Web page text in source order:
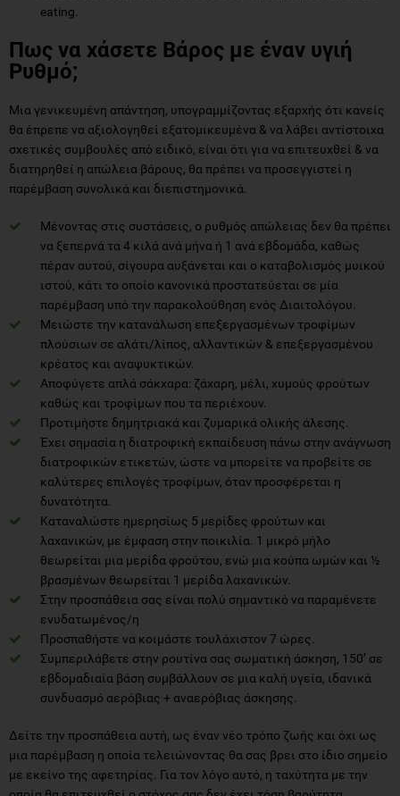
eating.
Πως να χάσετε Βάρος με έναν υγιή
Ρυθμό;
Μια γενικευμένη απάντηση, υπογραμμίζοντας εξαρχής ότι κανείς
θα έπρεπε να αξιολογηθεί εξατομικευμένα & να λάβει αντίστοιχα
σχετικές συμβουλές από ειδικό, είναι ότι για να επιτευχθεί & να
διατηρηθεί η απώλεια βάρους, θα πρέπει να προσεγγιστεί η
παρέμβαση συνολικά και διεπιστημονικά.
Μένοντας στις συστάσεις, ο ρυθμός απώλειας δεν θα πρέπει
να ξεπερνά τα 4 κιλά ανά μήνα ή 1 ανά εβδομάδα, καθώς
πέραν αυτού, σίγουρα αυξάνεται και ο καταβολισμός μυικού
ιστού, κάτι το οποίο κανονικά προστατεύεται σε μία
παρέμβαση υπό την παρακολούθηση ενός Διαιτολόγου.
Μειώστε την κατανάλωση επεξεργασμένων τροφίμων
πλούσιων σε αλάτι/λίπος, αλλαντικών & επεξεργασμένου
κρέατος και αναψυκτικών.
Αποφύγετε απλά σάκχαρα: ζάχαρη, μέλι, χυμούς φρούτων
καθώς και τροφίμων που τα περιέχουν.
Προτιμήστε δημητριακά και ζυμαρικά ολικής άλεσης.
Έχει σημασία η διατροφική εκπαίδευση πάνω στην ανάγνωση
διατροφικών ετικετών, ώστε να μπορείτε να προβείτε σε
καλύτερες επιλογές τροφίμων, όταν προσφέρεται η
δυνατότητα.
Καταναλώστε ημερησίως 5 μερίδες φρούτων και
λαχανικών, με έμφαση στην ποικιλία. 1 μικρό μήλο
θεωρείται μια μερίδα φρούτου, ενώ μια κούπα ωμών και ½
βρασμένων θεωρείται 1 μερίδα λαχανικών.
Στην προσπάθεια σας είναι πολύ σημαντικό να παραμένετε
ενυδατωμένος/η
Προσπαθήστε να κοιμάστε τουλάχιστον 7 ώρες.
Συμπεριλάβετε στην ρουτίνα σας σωματική άσκηση, 150’ σε
εβδομαδιαία βάση συμβάλλουν σε μια καλή υγεία, ιδανικά
συνδυασμό αερόβιας + αναερόβιας άσκησης.
Δείτε την προσπάθεια αυτή, ως έναν νέο τρόπο ζωής και όχι ως
μια παρέμβαση η οποία τελειώνοντας θα σας βρει στο ίδιο σημείο
με εκείνο της αφετηρίας. Για τον λόγο αυτό, η ταχύτητα με την